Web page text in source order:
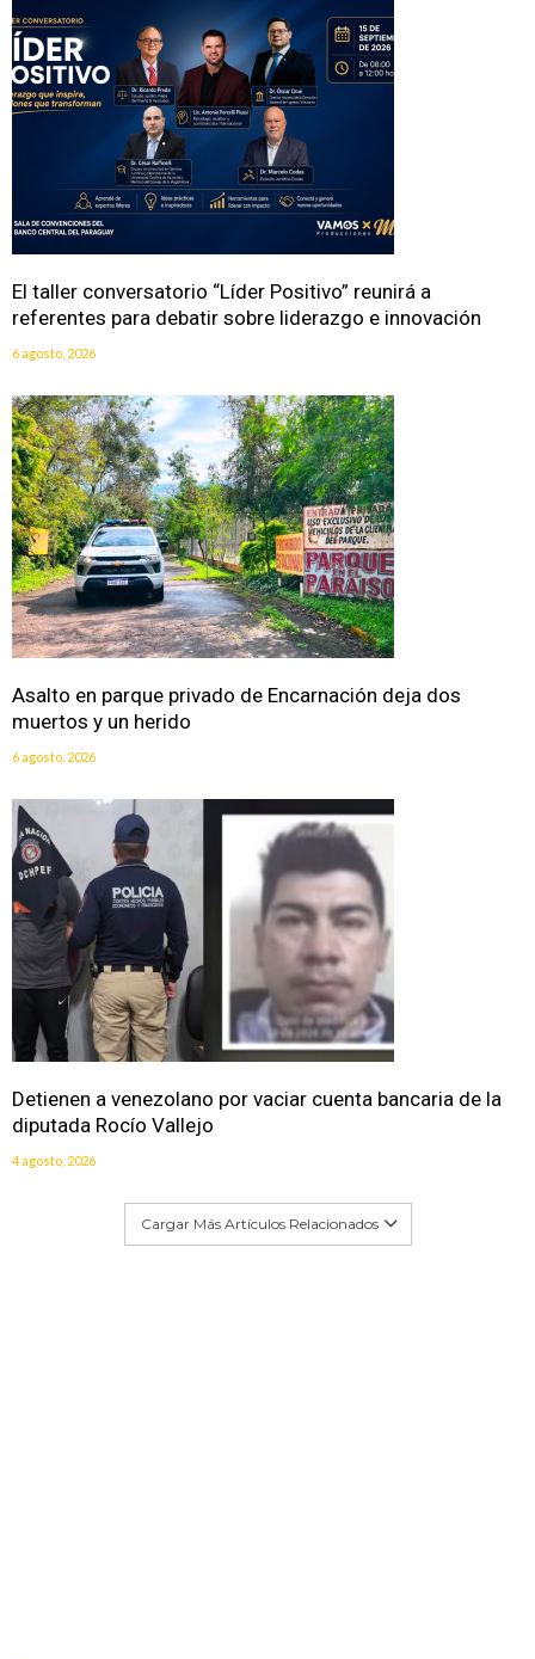
El taller conversatorio “Líder Positivo” reunirá a
referentes para debatir sobre liderazgo e innovación
6 agosto, 2026
Asalto en parque privado de Encarnación deja dos
muertos y un herido
6 agosto, 2026
Detienen a venezolano por vaciar cuenta bancaria de la
diputada Rocío Vallejo
4 agosto, 2026
Cargar Más Artículos Relacionados